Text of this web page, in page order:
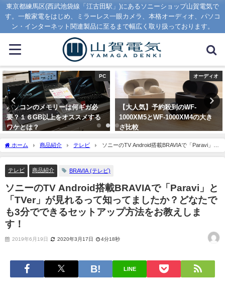
東京都練馬区(西武池袋線「江古田駅」)にあるソニーショップ山賀電気で
す。一般家電をはじめ、ミラーレス一眼カメラ、本格オーディオ、パソコ
ン・インターネット関連製品に至るまで幅広く取り扱っております。
オーディオ
【大人気】予約殺到のWF-
1000XM5とWF-1000XM4の大き
さ比較
PC
2023年秋の新VAIO S13が発売開
始！新ディスプレイ搭載で見やす
さアップ！！
ホーム 商品紹介 テレビ
ソニーのTV Android搭載BRAVIAで「Paravi」と
「TVer」が見れるって知ってましたか？どなたでも3分でできるセットアップ方法をお
テレビ
商品紹介 BRAVIA (テレビ)
ソニーのTV Android搭載BRAVIAで「Paravi」と
「TVer」が見れるって知ってましたか？どなたで
も3分でできるセットアップ方法をお教えしま
す！
2019年6月19日 2020年3月17日 4分18秒
LINE